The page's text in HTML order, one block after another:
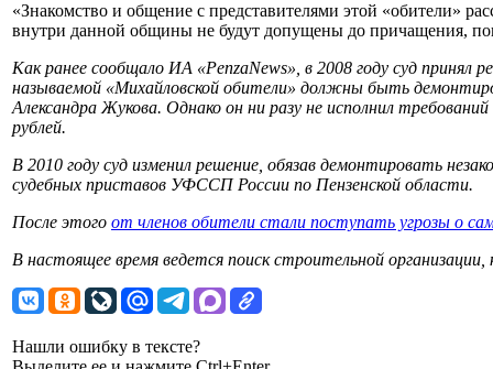
«Знакомство и общение с представителями этой «обители»
внутри данной общины не будут допущены до причащения,
Как ранее сообщало ИА «PenzaNews», в 2008 году суд принял
называемой «Михайловской обители» должны быть
Александра Жукова. Однако он ни разу не исполнил
рублей.
В 2010 году суд изменил решение, обязав демонтировать
судебных приставов УФССП России по Пензенской области.
После этого от членов обители стали поступать угрозы о
В настоящее время ведется поиск строительной
Нашли ошибку в тексте?